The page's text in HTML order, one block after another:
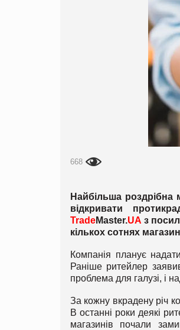
668
Найбільша роздрібна
відкривати
TradeMaster.UA з
кількох сотнях
Компанія планує
Раніше ритейлер
проблема для галузі, і
За кожну вкрадену річ
В останні роки деякі
магазинів почали